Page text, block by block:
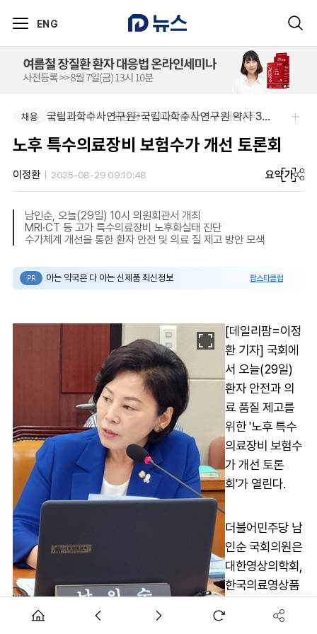
ENG
채용 알보젠코리아-향남공장 OQA 품질약사 채용(주5일/파트타임 가능)
채용 국립과학수사연구원-국립과학수사연구원 약사 3명 채용
노후 특수의료장비 보험수가 개선 토론회
이정환 2025-08-29 09:10:48 요약가
남인순, 오늘(29일) 10시 의원회관서 개최
MRI·CT 등 고가 특수의료장비 노후화실태 진단
수가체계 개선을 통한 환자 안전 및 의료 질 제고 방안 모색
PR 아는 약국은 다 아는 신제품 최신정보 팜스타클럽
[데일리팜=이정
환 기자] 국회에
서 오늘(29일)
환자 안전과 의
료 품질 제고를
위한 '노후 특수
의료장비 보험수
가 개선 토론
회'가 열린다.
더불어민주당 남
인순 국회의원은
대한영상의학회,
한국의료영상품
의료기기산업협